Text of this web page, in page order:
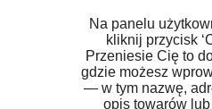
Na panelu
kliknij przycisk
Przeniesie Cię to
gdzie możesz
— w tym nazwę,
opis towarów lub